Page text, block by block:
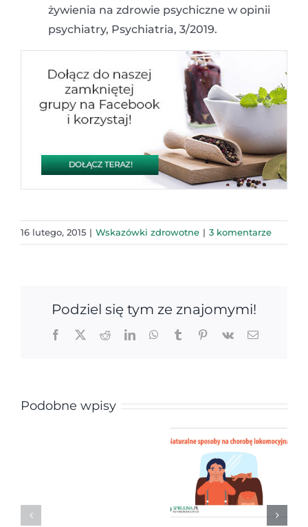
żywienia na zdrowie psychiczne w opinii
psychiatry, Psychiatria, 3/2019.
16 lutego, 2015 | Wskazówki zdrowotne | 3 komentarze
Podziel się tym ze znajomymi!
Facebook
X RedditLinkedInWhatsApp
TumblrPinterest
Vk Email
Podobne wpisy